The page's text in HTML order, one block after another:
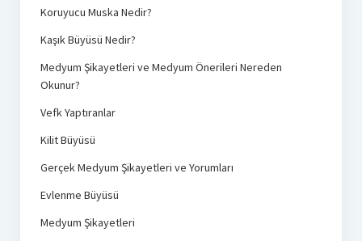
Koruyucu Muska Nedir?
Kaşık Büyüsü Nedir?
Medyum Şikayetleri ve Medyum Önerileri Nereden
Okunur?
Vefk Yaptıranlar
Kilit Büyüsü
Gerçek Medyum Şikayetleri ve Yorumları
Evlenme Büyüsü
Medyum Şikayetleri